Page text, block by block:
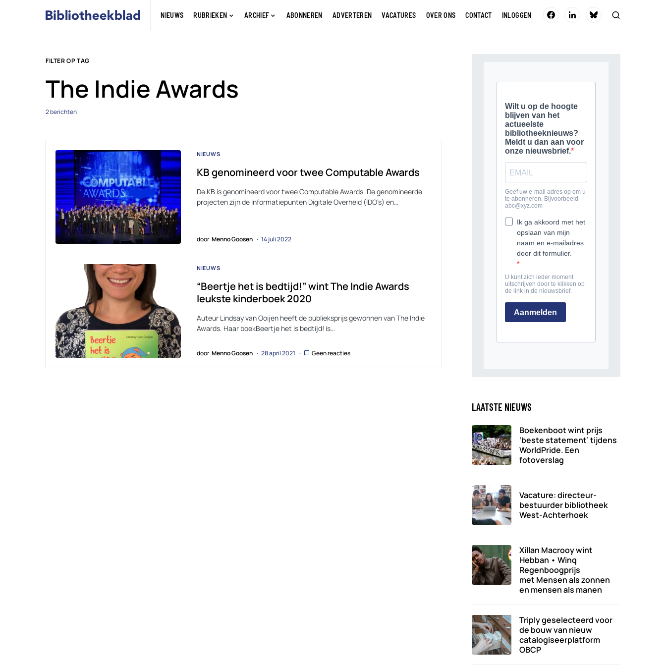
NIEUWS RUBRIEKEN ARCHIEF ABONNEREN ADVERTEREN VACATURES OVER ONS CONTACT INLOGGEN
FILTER OP TAG
The Indie Awards
2 berichten
NIEUWS
KB genomineerd voor twee Computable Awards
De KB is genomineerd voor twee Computable Awards. De genomineerde
projecten zijn de Informatiepunten Digitale Overheid (IDO’s) en…
door Menno Goosen 14 juli 2022
NIEUWS
“Beertje het is bedtijd!” wint The Indie Awards
leukste kinderboek 2020
Auteur Lindsay van Ooijen heeft de publieksprijs gewonnen van The Indie
Awards. Haar boekBeertje het is bedtijd! is…
door Menno Goosen 28 april 2021 Geen reacties
LAATSTE NIEUWS
Boekenboot wint prijs
‘beste statement’ tijdens
WorldPride. Een
fotoverslag
Vacature: directeur-
bestuurder bibliotheek
West-Achterhoek
Xillan Macrooy wint
Hebban • Winq
Regenboogprijs
met Mensen als zonnen
en mensen als manen
Triply geselecteerd voor
de bouw van nieuw
catalogiseerplatform
OBCP